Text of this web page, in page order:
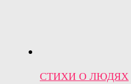
СТИХИ О ЛЮДЯХ